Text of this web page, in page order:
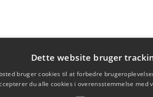
Dette website bruger
bruger cookies til at forbedre
du alle cookies i overensstemmelse med